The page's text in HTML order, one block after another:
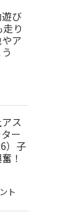
び
り
ア
ス
ー
）子
！
ト